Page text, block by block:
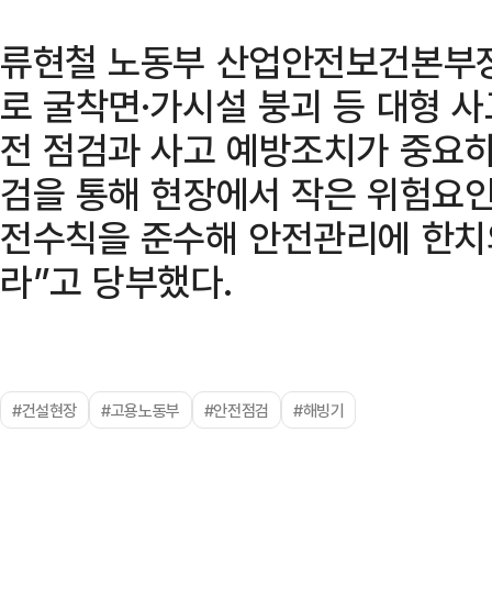
류현철 노동부 산업안전보건본
로 굴착면·가시설 붕괴 등 대형
전 점검과 사고 예방조치가 중요
검을 통해 현장에서 작은 위험요
전수칙을 준수해 안전관리에 한
라”고 당부했다.
#건설현장 #고용노동부 #안전점검 #해빙기